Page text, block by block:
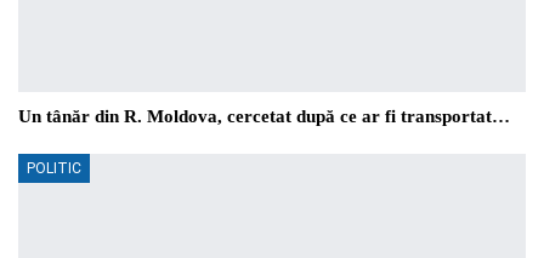
Un tânăr din R. Moldova, cercetat după ce ar fi transportat…
POLITIC